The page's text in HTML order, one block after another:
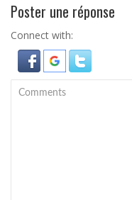
Poster une réponse
Connect with: